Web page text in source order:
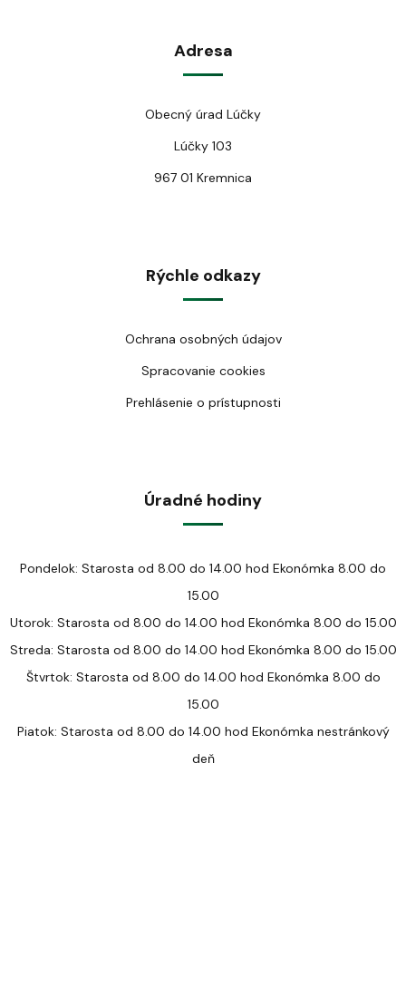
Adresa
Obecný úrad Lúčky
Lúčky 103
967 01 Kremnica
Rýchle odkazy
Ochrana osobných údajov
Spracovanie cookies
Prehlásenie o prístupnosti
Úradné hodiny
Pondelok: Starosta od 8.00 do 14.00 hod Ekonómka 8.00 do
15.00
Utorok: Starosta od 8.00 do 14.00 hod Ekonómka 8.00 do 15.00
Streda: Starosta od 8.00 do 14.00 hod Ekonómka 8.00 do 15.00
Štvrtok: Starosta od 8.00 do 14.00 hod Ekonómka 8.00 do
15.00
Piatok: Starosta od 8.00 do 14.00 hod Ekonómka nestránkový
deň